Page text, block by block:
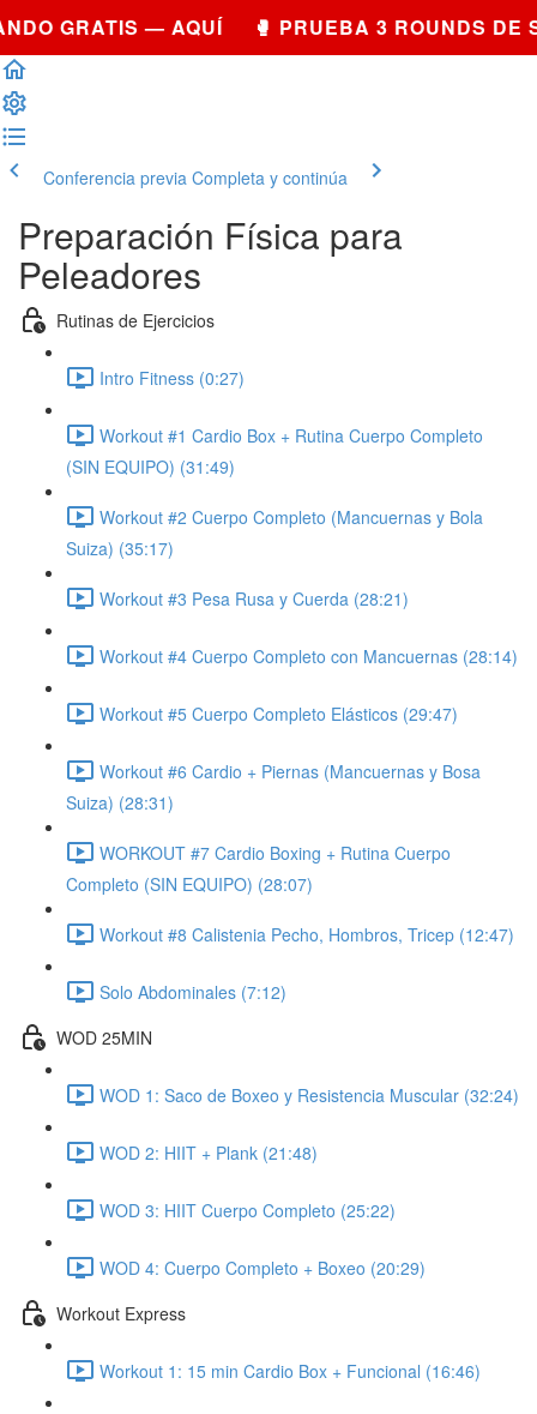
GRATIS — AQUÍ 🥊 PRUEBA 3 ROUNDS
Conferencia previa Completa y continúa
Preparación Física para
Peleadores
Rutinas de Ejercicios
Intro Fitness (0:27)
Workout #1 Cardio Box + Rutina Cuerpo Completo
(SIN EQUIPO) (31:49)
Workout #2 Cuerpo Completo (Mancuernas y Bola
Suiza) (35:17)
Workout #3 Pesa Rusa y Cuerda (28:21)
Workout #4 Cuerpo Completo con Mancuernas (28:14)
Workout #5 Cuerpo Completo Elásticos (29:47)
Workout #6 Cardio + Piernas (Mancuernas y Bosa
Suiza) (28:31)
WORKOUT #7 Cardio Boxing + Rutina Cuerpo
Completo (SIN EQUIPO) (28:07)
Workout #8 Calistenia Pecho, Hombros, Tricep (12:47)
Solo Abdominales (7:12)
WOD 25MIN
WOD 1: Saco de Boxeo y Resistencia Muscular (32:24)
WOD 2: HIIT + Plank (21:48)
WOD 3: HIIT Cuerpo Completo (25:22)
WOD 4: Cuerpo Completo + Boxeo (20:29)
Workout Express
Workout 1: 15 min Cardio Box + Funcional (16:46)